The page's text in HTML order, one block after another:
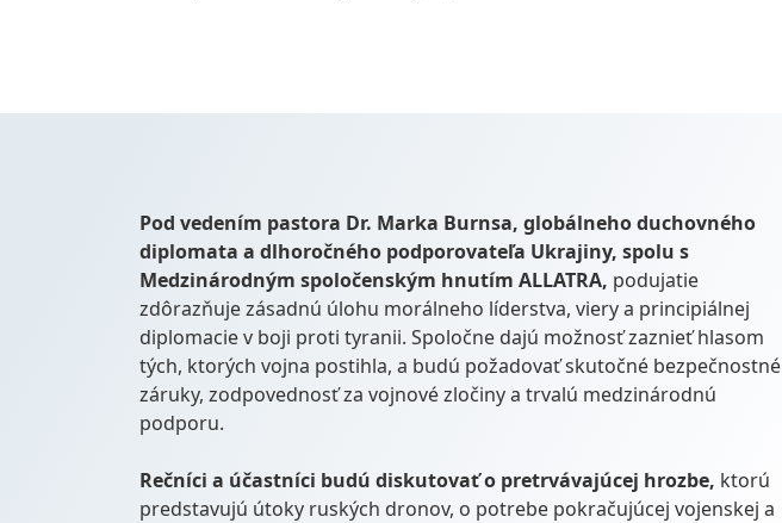
Pod vedením pastora Dr. Marka Burnsa, globálneho duchovného
diplomata a dlhoročného podporovateľa Ukrajiny, spolu s
Medzinárodným spoločenským hnutím ALLATRA, podujatie
zdôrazňuje zásadnú úlohu morálneho líderstva, viery a principiálnej
diplomacie v boji proti tyranii. Spoločne dajú možnosť zaznieť hlasom
tých, ktorých vojna postihla, a budú požadovať skutočné bezpečnostné
záruky, zodpovednosť za vojnové zločiny a trvalú medzinárodnú
podporu.
Rečníci a účastníci budú diskutovať o pretrvávajúcej hrozbe, ktorú
predstavujú útoky ruských dronov, o potrebe pokračujúcej vojenskej a